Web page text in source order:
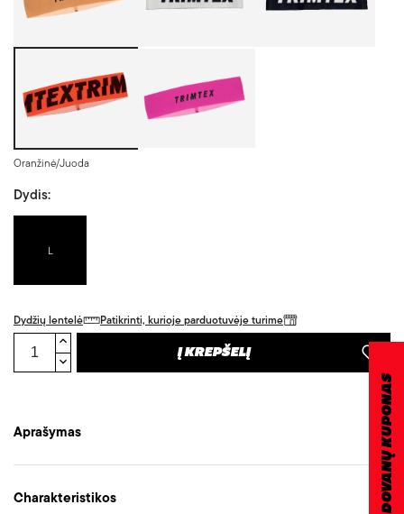
Oranžinė/Juoda
Dydis:
L
Dydžių lentelė Patikrinti, kurioje parduotuvėje turime
Į KREPŠELĮ
Aprašymas
Charakteristikos DOVANŲ KUPONAS